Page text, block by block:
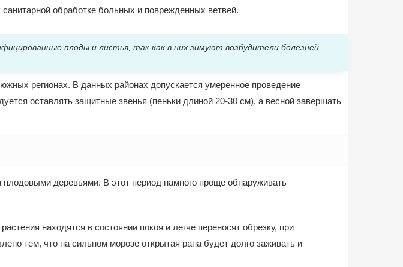
обработке больных и поврежденных ветвей.
плоды и листья, так как в них зимуют возбудители болезней,
регионах. В данных районах допускается умеренное проведение
оставлять защитные звенья (пеньки длиной 20-30 см), а весной завершать
плодовыми деревьями. В этот период намного проще обнаруживать
находятся в состоянии покоя и легче переносят обрезку, при
тем, что на сильном морозе открытая рана будет долго заживать и